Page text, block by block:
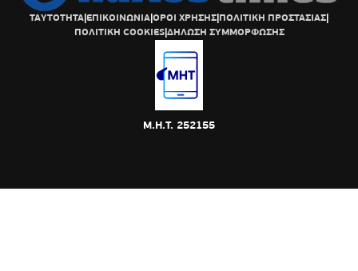
ΤΑΥΤΟΤΗΤΑ|ΕΠΙΚΟΙΝΩΝΙΑ|ΟΡΟΙ ΧΡΗΣΗΣ|ΠΟΛΙΤΙΚΗ ΠΡΟΣΤΑΣΙΑΣ|
ΠΟΛΙΤΙΚΗ COOKIES|ΔΗΛΩΣΗ ΣΥΜΜΟΡΦΩΣΗΣ
Μ.Η.Τ. 252155